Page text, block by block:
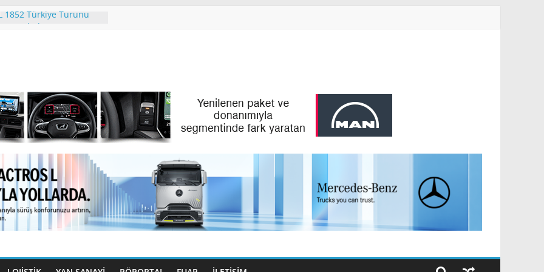
1852 Türkiye Turunu
SKYLINER OLDU
Türk Dijital
Filo Yönetiminde Yeni
Türk Gençleri